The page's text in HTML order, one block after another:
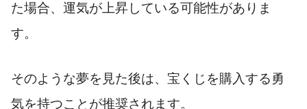
た場合、運気が上昇している可能性がありま
す。
そのような夢を見た後は、宝くじを購入する勇
気を持つことが推奨されます。